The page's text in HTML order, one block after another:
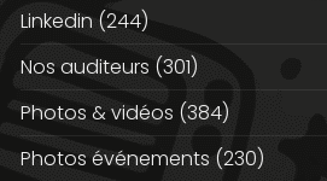
Linkedin (244)
Nos auditeurs (301)
Photos & vidéos (384)
Photos événements (230)